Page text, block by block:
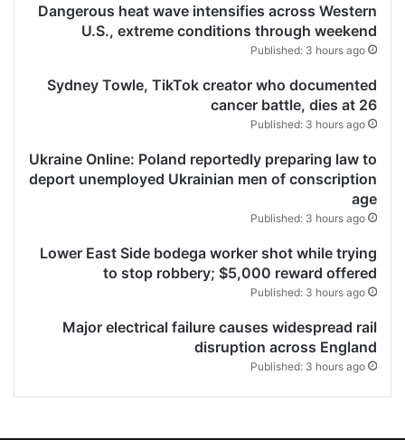
Dangerous heat wave intensifies across Western
U.S., extreme conditions through weekend
Published: 3 hours ago
Sydney Towle, TikTok creator who documented
cancer battle, dies at 26
Published: 3 hours ago
Ukraine Online: Poland reportedly preparing law to
deport unemployed Ukrainian men of conscription
age
Published: 3 hours ago
Lower East Side bodega worker shot while trying
to stop robbery; $5,000 reward offered
Published: 3 hours ago
Major electrical failure causes widespread rail
disruption across England
Published: 3 hours ago